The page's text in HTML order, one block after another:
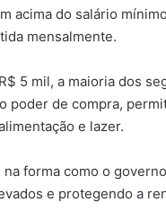
acima do salário
mensalmente.
5 mil, a maioria dos
poder de compra,
e lazer.
forma como o
e protegendo a